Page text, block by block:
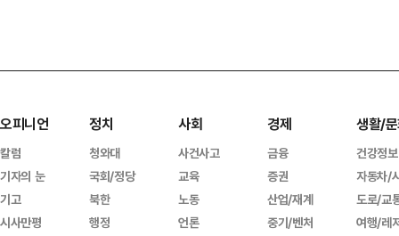
오피니언
칼럼
기자의 눈
기고
시사만평
정치
청와대
국회/정당
북한
행정
사회
사건사고
교육
노동
언론
경제
금융
증권
산업/재계
중기/벤처
생활/
건강정보
자동차/
도로/교
여행/레